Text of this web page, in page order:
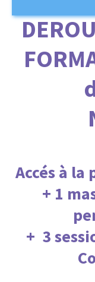
Accés à
+ 1
+ 3